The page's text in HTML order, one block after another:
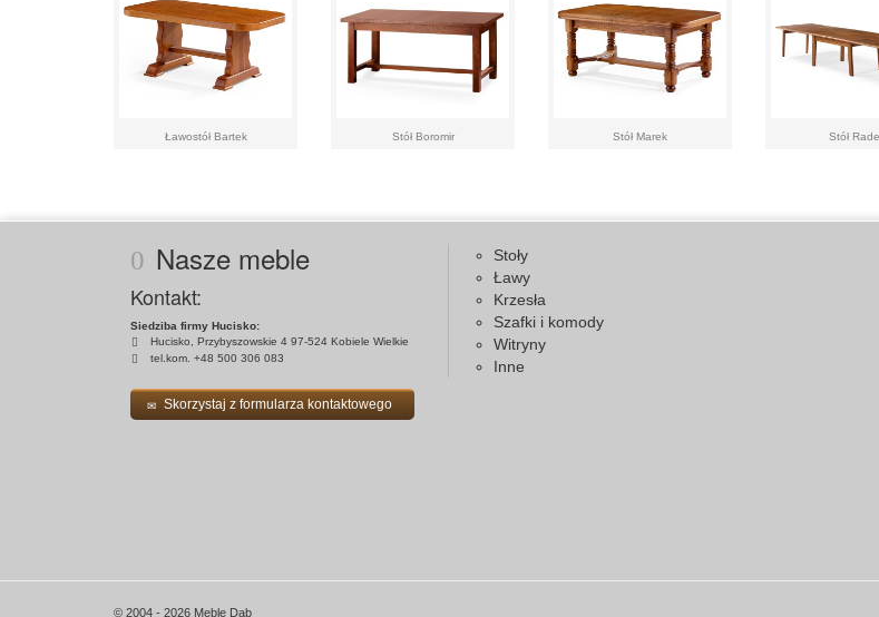
Ławostół Bartek Stół Boromir Stół Marek Stół
Nasze meble
Kontakt:
Siedziba firmy Hucisko:
Hucisko, Przybyszowskie 4 97-524 Kobiele Wielkie
tel.kom. +48 500 306 083
Skorzystaj z formularza kontaktowego
Stoły
Ławy
Krzesła
Szafki i komody
Witryny
Inne
© 2004 - 2026 Meble Dąb